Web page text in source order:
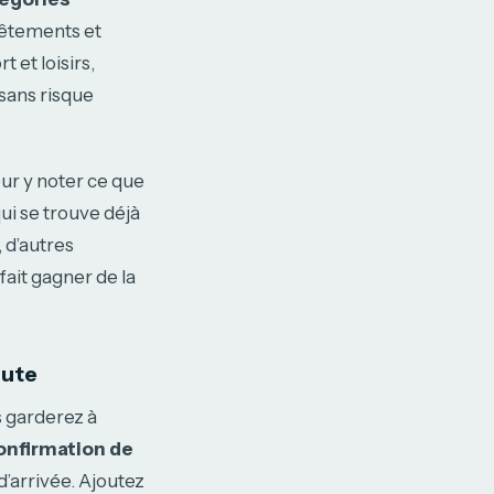
et
et loisirs,
risque
y noter ce que
se trouve déjà
gagner de la
à
de
Ajoutez